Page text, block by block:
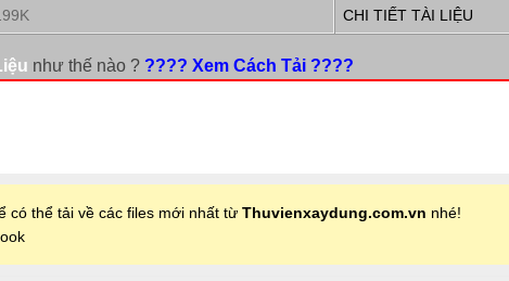
CHI TIẾT TÀI LIỆU
như thế nào ? ???? Xem Cách Tải ????
có thể tải về các files mới nhất từ Thuvienxaydung.com.vn nhé!